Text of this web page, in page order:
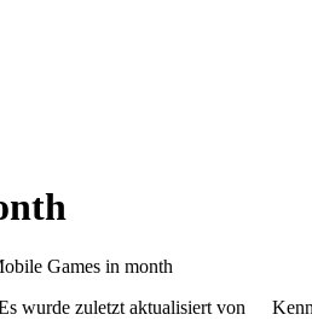
Games in month
wurde zuletzt aktualisiert von